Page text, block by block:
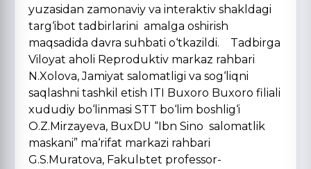
yuzasidan zamonaviy va interaktiv shakldagi
targ‘ibot tadbirlarini amalga oshirish
maqsadida davra suhbati o‘tkazildi. Tadbirga
Viloyat aholi Reproduktiv markaz rahbari
N.Xolova, Jamiyat salomatligi va sog‘liqni
saqlashni tashkil etish ITI Buxoro Buxoro filiali
xududiy bo‘linmasi STT bo‘lim boshlig‘i
O.Z.Mirzayeva, BuxDU “Ibn Sino salomatlik
maskani” ma‘rifat markazi rahbari
G.S.Muratova, Fakulьtet professor-